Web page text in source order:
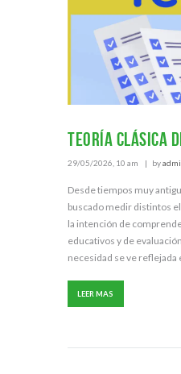
Teoría Clásica
29/05/2026, 10 am by
Desde tiempos muy
buscado medir distintos
la intención de
educativos y de
necesidad se ve reflejada
LEER MAS